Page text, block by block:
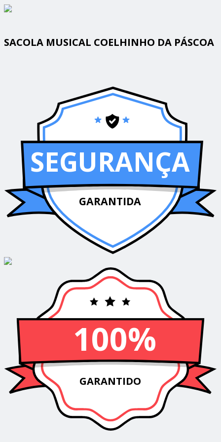
SACOLA MUSICAL COELHINHO DA PÁSCOA
SEGURANÇA
GARANTIDA
100%
GARANTIDO